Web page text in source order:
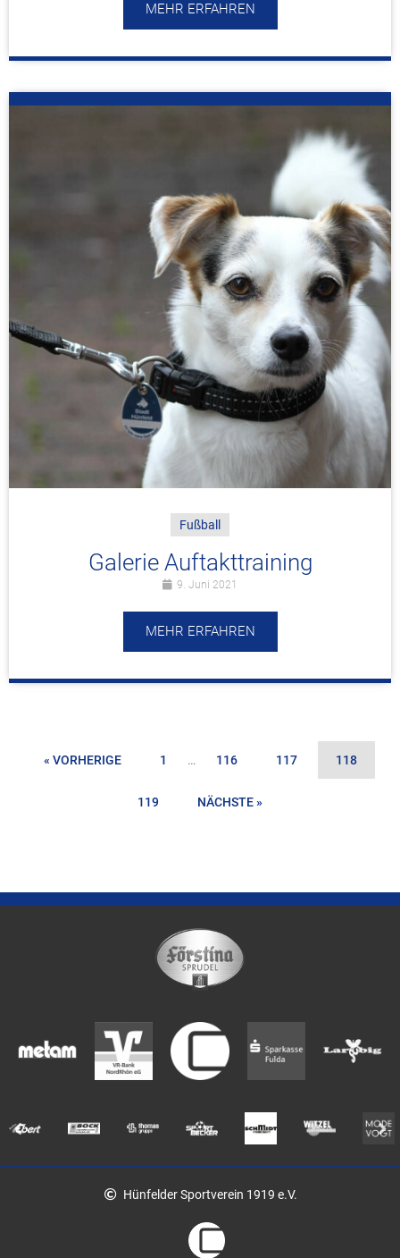
MEHR ERFAHREN
Fußball
Galerie Auftakttraining
9. Juni 2021
MEHR ERFAHREN
« VORHERIGE 1 … 116 117 118
119 NÄCHSTE »
Hünfelder Sportverein 1919 e.V.